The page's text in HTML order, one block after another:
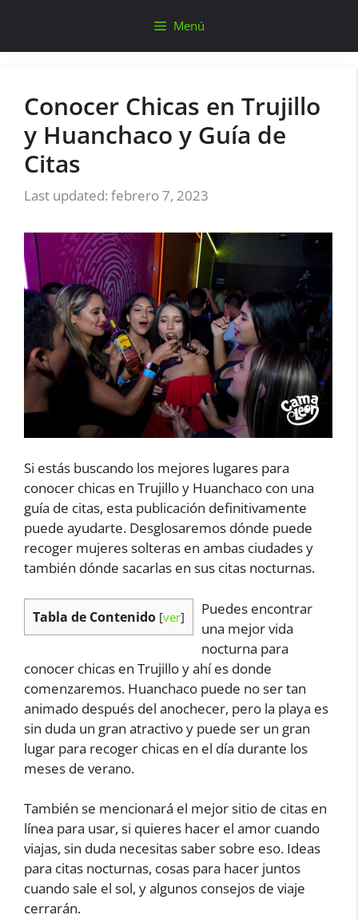
contenido
Menú
Conocer Chicas en Trujillo
y Huanchaco y Guía de
Citas
febrero 7, 2023
Si estás buscando los mejores lugares para
conocer chicas en Trujillo y Huanchaco con una
guía de citas, esta publicación definitivamente
puede ayudarte. Desglosaremos dónde puede
recoger mujeres solteras en ambas ciudades y
también dónde sacarlas en sus citas nocturnas.
Tabla de Contenido [ver]
Puedes encontrar
una mejor vida
nocturna para
conocer chicas en Trujillo y ahí es donde
comenzaremos. Huanchaco puede no ser tan
animado después del anochecer, pero la playa es
sin duda un gran atractivo y puede ser un gran
lugar para recoger chicas en el día durante los
meses de verano.
También se mencionará el mejor sitio de citas en
línea para usar, si quieres hacer el amor cuando
viajas, sin duda necesitas saber sobre eso. Ideas
para citas nocturnas, cosas para hacer juntos
cuando sale el sol, y algunos consejos de viaje
cerrarán.